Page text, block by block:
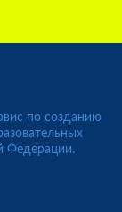
по созданию
Федерации.